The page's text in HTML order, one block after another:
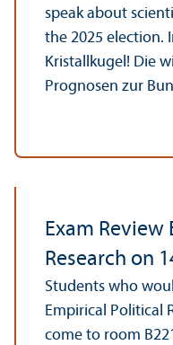
speak about
the 2025 election.
Kristallkugel! Die
Prognosen zur
Exam Review
Research on
Students who
Empirical Political
come to room